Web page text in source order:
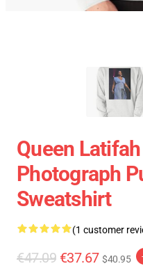
Queen
Photograph
Sweatshirt
(1 customer
€47.09 €37.67 $40.95